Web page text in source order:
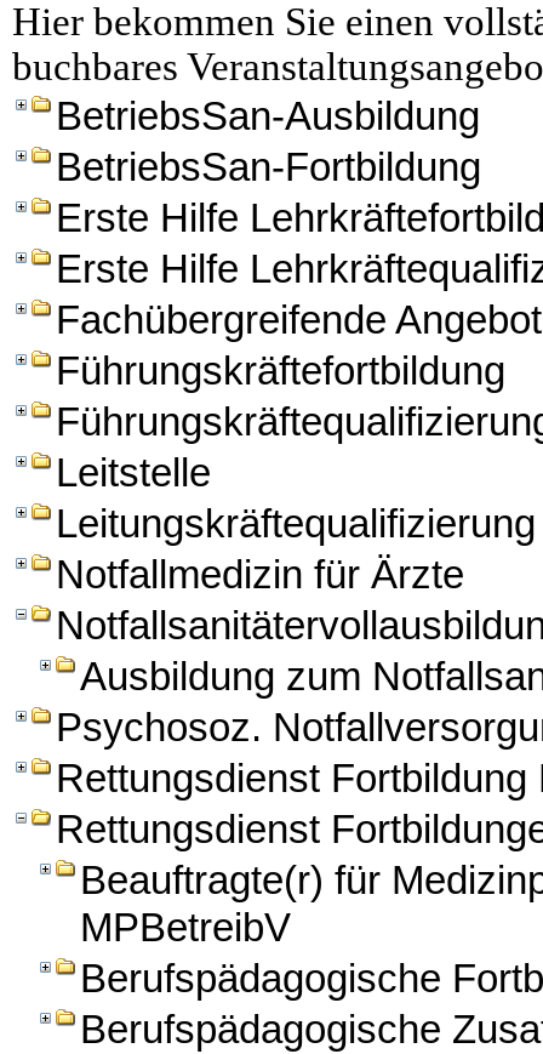
Hier bekommen Sie einen
buchbares
BetriebsSan-Ausbildung
BetriebsSan-Fortbildung
Erste Hilfe
Erste Hilfe
Fachübergreifende
Führungskräftefortbildung
Leitstelle
Leitungskräftequalifizierung
Notfallmedizin für Ärzte
Ausbildung zum
Psychosoz.
Rettungsdienst Fortbildung
Rettungsdienst
Beauftragte(r) für
MPBetreibV
Berufspädagogische
Berufspädagogische